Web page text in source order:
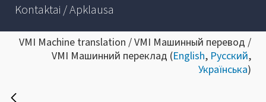
Kontaktai / Apklausa
VMI Machine translation / VMI Машинный перевод /
VMI Машинний переклад (English, Русский,
Українська)